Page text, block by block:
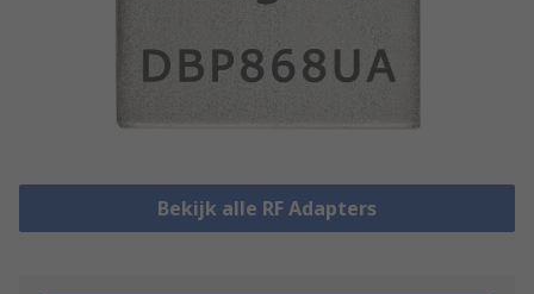
Bekijk alle RF Adapters